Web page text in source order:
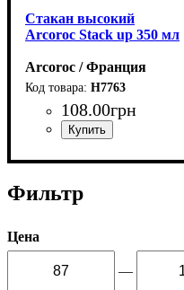
Стакан высокий
Arcoroc Stack up 350 мл
Arcoroc / Франция
H7763
108.00грн
Фильтр
Цена
—